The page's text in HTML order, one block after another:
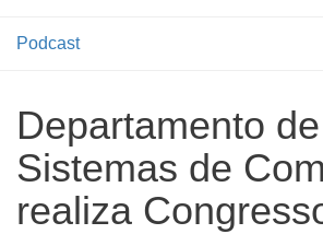
Podcast
Departamento de
Sistemas de
realiza